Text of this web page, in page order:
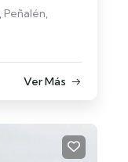
Ver Más